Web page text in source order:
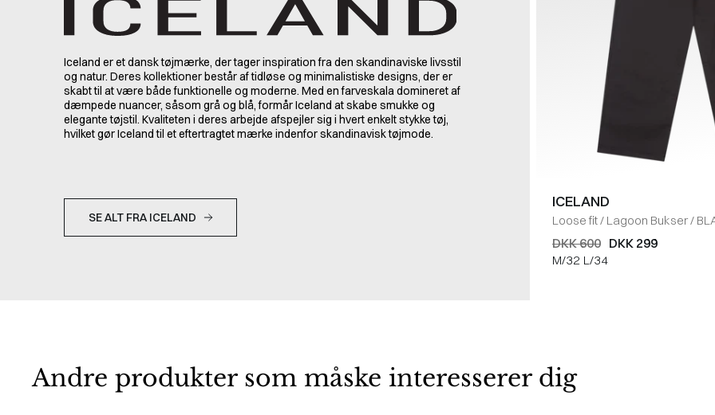
Iceland er et dansk tøjmærke, der tager inspiration fra den skandinaviske livsstil
og natur. Deres kollektioner består af tidløse og minimalistiske designs, der er
skabt til at være både funktionelle og moderne. Med en farveskala domineret af
dæmpede nuancer, såsom grå og blå, formår Iceland at skabe smukke og
elegante tøjstil. Kvaliteten i deres arbejde afspejler sig i hvert enkelt stykke tøj,
hvilket gør Iceland til et eftertragtet mærke indenfor skandinavisk tøjmode.
SE ALT FRA ICELAND
ICELAND
Loose fit/ Lagoon Bukser/
DKK 600 DKK 299
M/32 L/34
Andre produkter som måske interesserer dig